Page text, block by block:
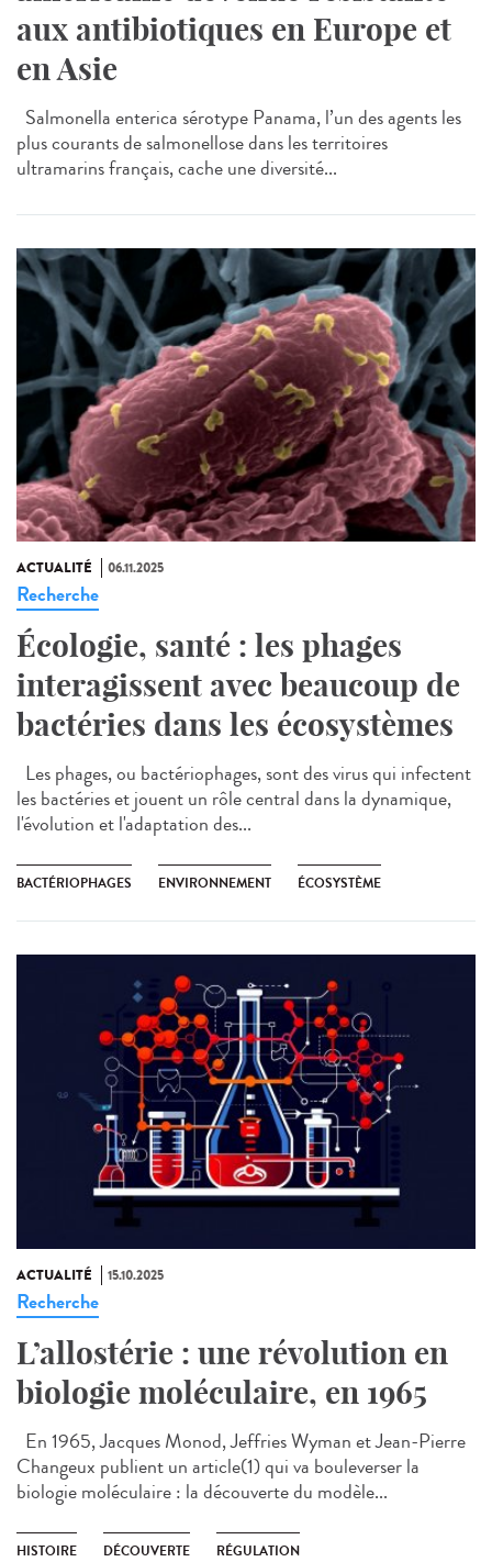
aux antibiotiques en Europe et
en Asie
Salmonella enterica sérotype Panama, l’un des agents les
plus courants de salmonellose dans les territoires
ultramarins français, cache une diversité...
ACTUALITÉ 06.11.2025
Recherche
Écologie, santé : les phages
interagissent avec beaucoup de
bactéries dans les écosystèmes
Les phages, ou bactériophages, sont des virus qui infectent
les bactéries et jouent un rôle central dans la dynamique,
l'évolution et l'adaptation des...
BACTÉRIOPHAGES ENVIRONNEMENT ÉCOSYSTÈME
ACTUALITÉ 15.10.2025
Recherche
L’allostérie : une révolution en
biologie moléculaire, en 1965
En 1965, Jacques Monod, Jeffries Wyman et Jean-Pierre
Changeux publient un article(1) qui va bouleverser la
biologie moléculaire : la découverte du modèle...
HISTOIRE DÉCOUVERTE RÉGULATION